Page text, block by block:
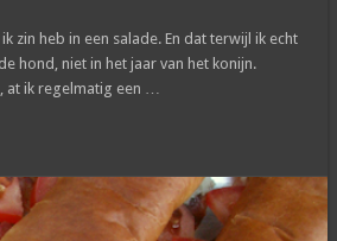
zin heb in een salade. En dat terwijl ik echt
hond, niet in het jaar van het konijn.
ik regelmatig een …